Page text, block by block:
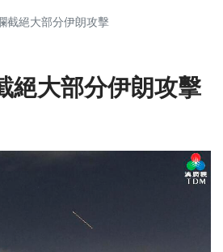
截絕大部分伊朗攻擊
絕大部分伊朗攻擊